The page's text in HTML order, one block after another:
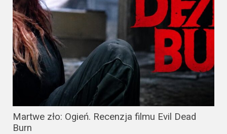
Martwe zło: Ogień. Recenzja filmu Evil Dead
Burn